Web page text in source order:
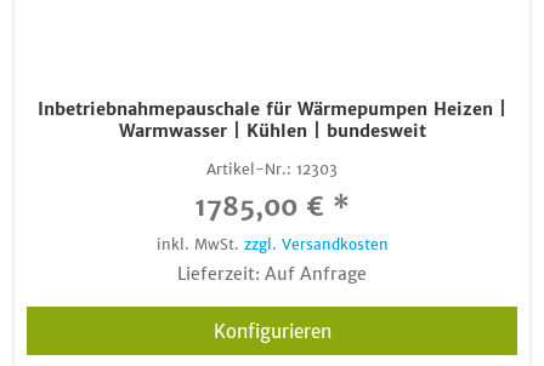
Inbetriebnahmepauschale für Wärmepumpen Heizen |
Warmwasser | Kühlen | bundesweit
Artikel-Nr.: 12303
1785,00 € *
inkl. MwSt. zzgl. Versandkosten
Lieferzeit: Auf Anfrage
Konfigurieren